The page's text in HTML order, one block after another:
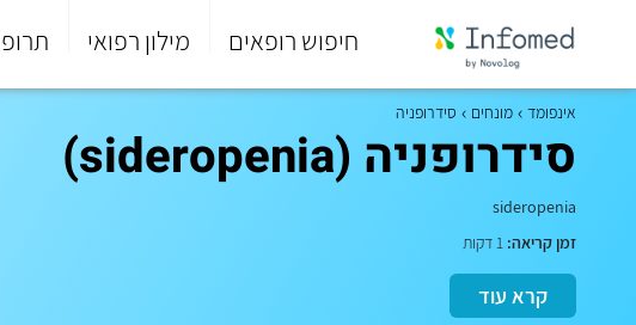
חיפוש רופאים מילון רפואי
סוף
הראשי.
אינפומד מונחים סידרופניה
סידרופניה (sideropenia)
sideropenia
זמן קריאה:
קרא עוד